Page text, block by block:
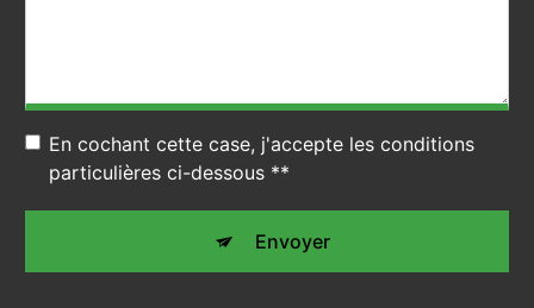
En cochant cette case, j'accepte les conditions
particulières ci-dessous **
Envoyer